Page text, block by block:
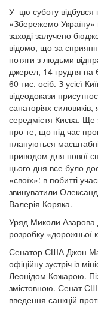
У цю суботу відбувся
«Збережемо Україну»
заході залучено
відомо, що за
потяги з людьми
джерел, 14 грудня на
60 тис. осіб. З усієї
відеодокази
санаторіях силовиків,
середмістя Києва. Ще
про те, що під час
плануються
приводом для нової
цього дня все було
«своїх»: в побитті
звинуватили
Валерія Коряка.
Уряд Миколи Азарова
розробку «дорожньої
Сенатор США Джон
офіційну зустріч із
Леонідом Кожарою.
змістовною. Сенат
введення санкцій